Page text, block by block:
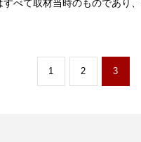
べて取材当時のものであり
1 2 3